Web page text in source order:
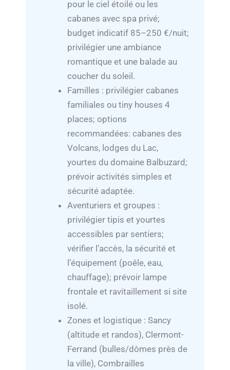
pour le ciel étoilé ou les
cabanes avec spa privé;
budget indicatif 85–250 €/nuit;
privilégier une ambiance
romantique et une balade au
coucher du soleil.
Familles : privilégier cabanes
familiales ou tiny houses 4
places; options
recommandées: cabanes des
Volcans, lodges du Lac,
yourtes du domaine Balbuzard;
prévoir activités simples et
sécurité adaptée.
Aventuriers et groupes :
privilégier tipis et yourtes
accessibles par sentiers;
vérifier l’accès, la sécurité et
l’équipement (poêle, eau,
chauffage); prévoir lampe
frontale et ravitaillement si site
isolé.
Zones et logistique : Sancy
(altitude et randos), Clermont-
Ferrand (bulles/dômes près de
la ville), Combrailles